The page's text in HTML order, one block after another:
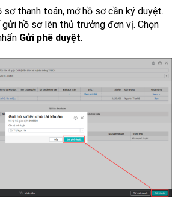
sơ thanh toán, mở hồ sơ cần ký duyệt.
gửi hồ sơ lên thủ trưởng đơn vị. Chọn
Gửi phê duyệt.